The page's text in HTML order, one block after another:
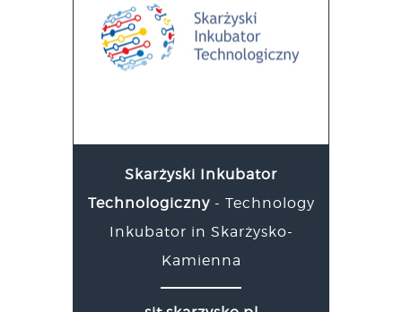
Skarżyski Inkubator
Technologiczny- Technology
Inkubator in Skarżysko-
Kamienna